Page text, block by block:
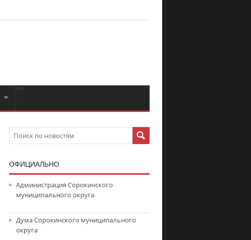
-->
ОФИЦИАЛЬНО
Администрация Сорокинского
муниципального округа
Дума Сорокинского муниципального
округа